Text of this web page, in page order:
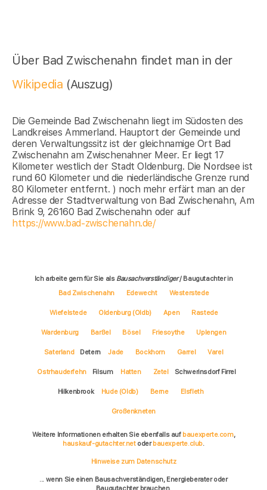
Über Bad Zwischenahn findet man in der
Wikipedia (Auszug)
Die Gemeinde Bad Zwischenahn liegt im Südosten des
Landkreises Ammerland. Hauptort der Gemeinde und
deren Verwaltungssitz ist der gleichnamige Ort Bad
Zwischenahn am Zwischenahner Meer. Er liegt 17
Kilometer westlich der Stadt Oldenburg. Die Nordsee ist
rund 60 Kilometer und die niederländische Grenze rund
80 Kilometer entfernt. ) noch mehr erfärt man an der
Adresse der Stadtverwaltung von Bad Zwischenahn, Am
Brink 9, 26160 Bad Zwischenahn oder auf
https://www.bad-zwischenahn.de/
Ich arbeite gern für Sie als Bausachverständiger/ Baugutachter in
Bad Zwischenahn
Edewecht Westerstede
Wiefelstede Oldenburg (Oldb) Apen Rastede
Wardenburg Barßel Bösel Friesoythe Uplengen
Saterland Detern Jade Bockhorn Garrel Varel
Ostrhauderfehn Filsum Hatten Zetel Schwerinsdorf Firrel
Hilkenbrook Hude (Oldb) Berne Elsfleth
Großenkneten
Weitere Informationen erhalten Sie ebenfalls auf bauexperte.com,
hauskauf-gutachter.netoderbauexperte.club.
Hinweise zum Datenschutz
... wenn Sie einen Bausachverständigen, Energieberater oder